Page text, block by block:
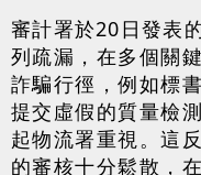
審計署於20日發表
列疏漏，在多個關
詐騙行徑，例如標
提交虛假的質量檢
起物流署重視。這
的審核十分鬆散，